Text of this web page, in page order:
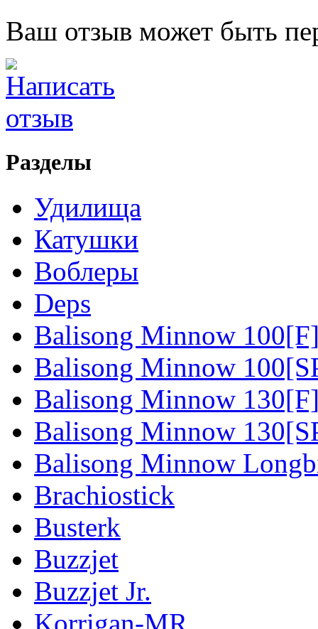
Ваш отзыв может быть
Разделы
Удилища
Катушки
Воблеры
Deps
Balisong Minnow
Balisong Minnow
Balisong Minnow
Balisong Minnow
Balisong Minnow
Brachiostick
Busterk
Buzzjet
Buzzjet Jr.